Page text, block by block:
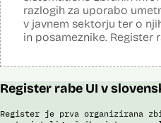
razlogih za uporabo
v javnem sektorju ter o
in posameznike. Register
Register rabe UI v
Register je prva organizirana